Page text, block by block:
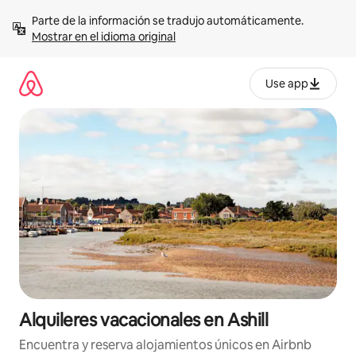
contenidoMostrar en el idioma original
Use app
Alquileres vacacionales en Ashill
Encuentra y reserva alojamientos únicos en Airbnb